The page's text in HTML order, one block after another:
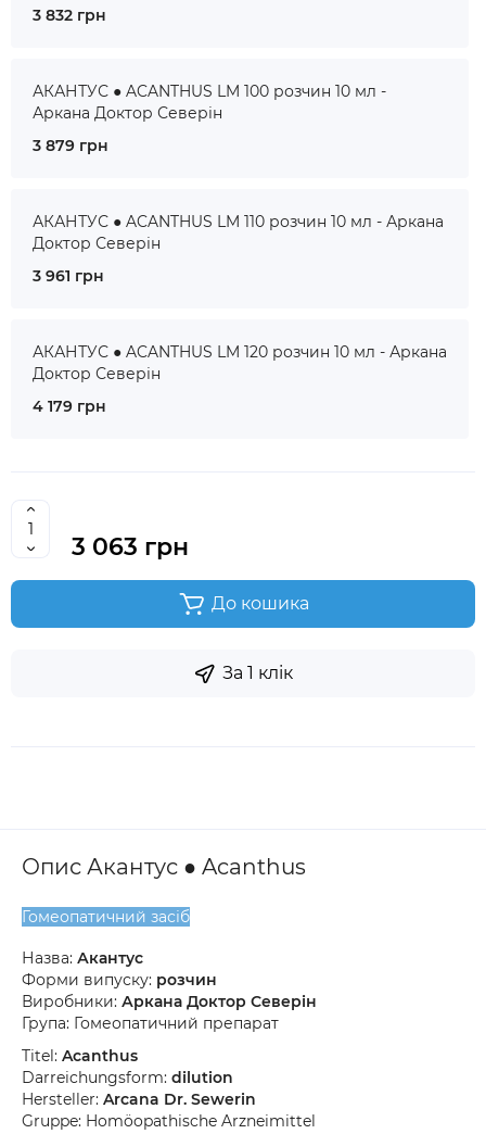
3 832 грн
АКАНТУС ● ACANTHUS LM 100 розчин 10 мл -
Аркана Доктор Северін
3 879 грн
АКАНТУС ● ACANTHUS LM 110 розчин 10 мл - Аркана
Доктор Северін
3 961 грн
АКАНТУС ● ACANTHUS LM 120 розчин 10 мл - Аркана
Доктор Северін
4 179 грн
3 063 грн
До кошика
За 1 клік
Опис Акантус ● Acanthus
Гомеопатичний засіб
Назва: Акантус
Форми випуску: розчин
Виробники: Аркана Доктор Северін
Група: Гомеопатичний препарат
Titel: Acanthus
Darreichungsform: dilution
Hersteller: Arcana Dr. Sewerin
Gruppe: Homöopathische Arzneimittel